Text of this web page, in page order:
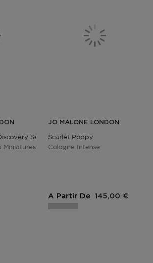
Set- Volume 1
Miniatures
JO MALONE LONDON
Scarlet Poppy
Cologne Intense
A Partir De 145,00 €